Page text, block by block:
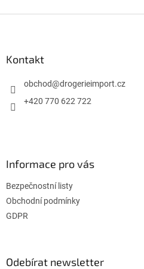
Kontakt
obchod@drogerieimport.cz
+420 770 622 722
Informace pro vás
Bezpečnostní listy
Obchodní podmínky
GDPR
Odebírat newsletter